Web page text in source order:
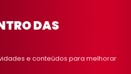
DAS
e conteúdos para melhorar